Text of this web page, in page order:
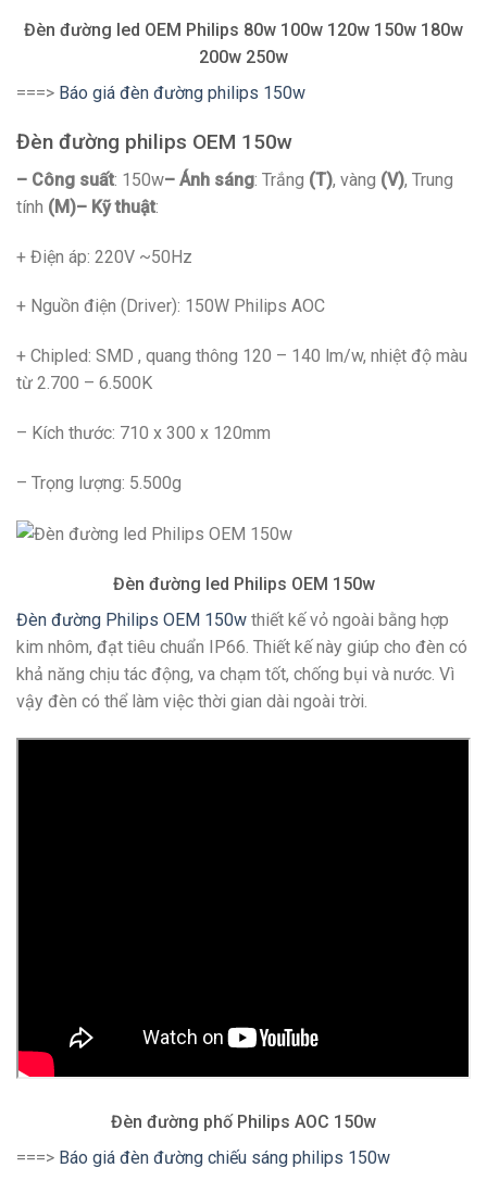
Đèn đường led OEM Philips 80w 100w 120w 150w 180w
200w 250w
===> Báo giá đèn đường philips 150w
Đèn đường philips OEM 150w
– Công suất: 150w– Ánh sáng: Trắng (T), vàng (V), Trung
tính (M)– Kỹ thuật:
+ Điện áp: 220V ~50Hz
+ Nguồn điện (Driver): 150W Philips AOC
+ Chipled: SMD , quang thông 120 – 140 lm/w, nhiệt độ màu
từ 2.700 – 6.500K
– Kích thước: 710 x 300 x 120mm
– Trọng lượng: 5.500g
Đèn đường led Philips OEM 150w
Đèn đường Philips OEM 150w thiết kế vỏ ngoài bằng hợp
kim nhôm, đạt tiêu chuẩn IP66. Thiết kế này giúp cho đèn có
khả năng chịu tác động, va chạm tốt, chống bụi và nước. Vì
vậy đèn có thể làm việc thời gian dài ngoài trời.
Đèn đường phố Philips AOC 150w
===> Báo giá đèn đường chiếu sáng philips 150w